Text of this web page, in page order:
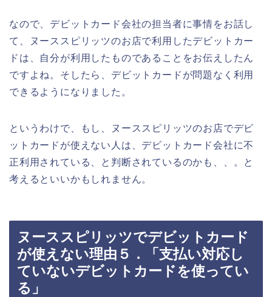
なので、デビットカード会社の担当者に事情をお話し
て、ヌーススピリッツのお店で利用したデビットカー
ドは、自分が利用したものであることをお伝えしたん
ですよね。そしたら、デビットカードが問題なく利用
できるようになりました。
というわけで、もし、ヌーススピリッツのお店でデビ
ットカードが使えない人は、デビットカード会社に不
正利用されている、と判断されているのかも、、。と
考えるといいかもしれません。
ヌーススピリッツでデビットカード
が使えない理由５．「支払い対応し
ていないデビットカードを使ってい
る」